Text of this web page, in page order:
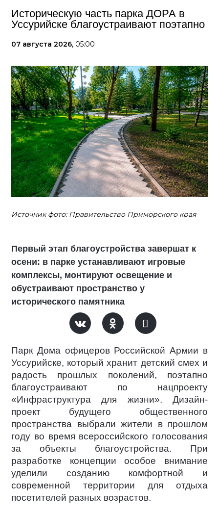
Историческую часть парка ДОРА в
Уссурийске благоустраивают поэтапно
07 августа 2026, 05:00
Источник фото: Правительство Приморского края
Первый этап благоустройства завершат к
осени: в парке устанавливают игровые
комплексы, монтируют освещение и
обустраивают пространство у
исторического памятника
Парк Дома офицеров Российской Армии в
Уссурийске, который хранит детский смех и
радость прошлых поколений, поэтапно
благоустраивают по нацпроекту
«Инфраструктура для жизни». Дизайн-
проект будущего общественного
пространства выбрали жители в прошлом
году во время всероссийского голосования
за объекты благоустройства. При
разработке концепции особое внимание
уделили созданию комфортной и
современной территории для отдыха
посетителей разных возрастов.